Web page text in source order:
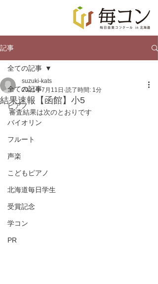
記事
全ての記事
ピアノ
バイオリン
フルート
声楽
こどもピアノ
北海道毎日学生
受賞記念
学コン
PR
全ての記事
結果速報【函館】小5
suzuki-kats
2021年7月11日 読了時間: 1分
審査結果は次のとおりです